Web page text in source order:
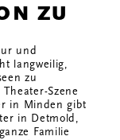
ZU
und
langweilig,
zu
Szene
in Minden gibt
in Detmold,
Familie